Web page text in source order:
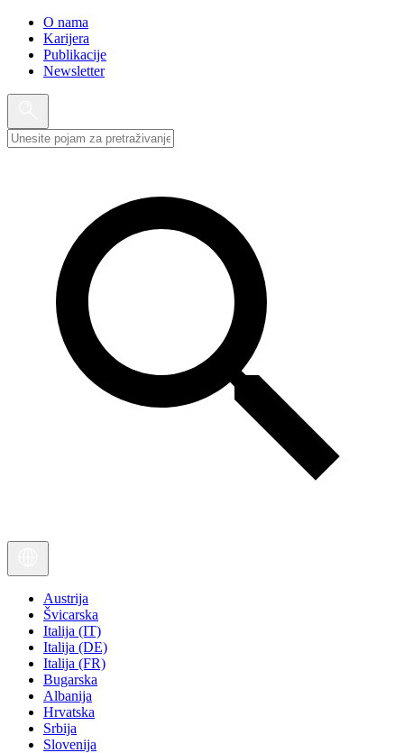
O nama
Karijera
Publikacije
Newsletter
Austrija
Švicarska
Italija (IT)
Italija (DE)
Italija (FR)
Bugarska
Albanija
Hrvatska
Srbija
Slovenija